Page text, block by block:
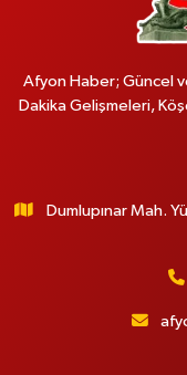
Afyon Haber; Güncel
Dakika Gelişmeleri,
Dumlupınar Mah.